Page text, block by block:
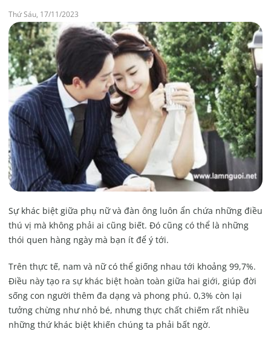
Thứ Sáu, 17/11/2023
Sự khác biệt giữa phụ nữ và đàn ông luôn ẩn chứa những điều
thú vị mà không phải ai cũng biết. Đó cũng có thể là những
thói quen hàng ngày mà bạn ít để ý tới.
Trên thực tế, nam và nữ có thể giống nhau tới khoảng 99,7%.
Điều này tạo ra sự khác biệt hoàn toàn giữa hai giới, giúp đời
sống con người thêm đa dạng và phong phú. 0,3% còn lại
tưởng chừng như nhỏ bé, nhưng thực chất chiếm rất nhiều
những thứ khác biệt khiến chúng ta phải bất ngờ.